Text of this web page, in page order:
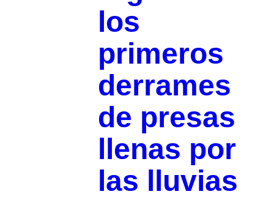
los
primeros
derrames
de presas
llenas por
las lluvias